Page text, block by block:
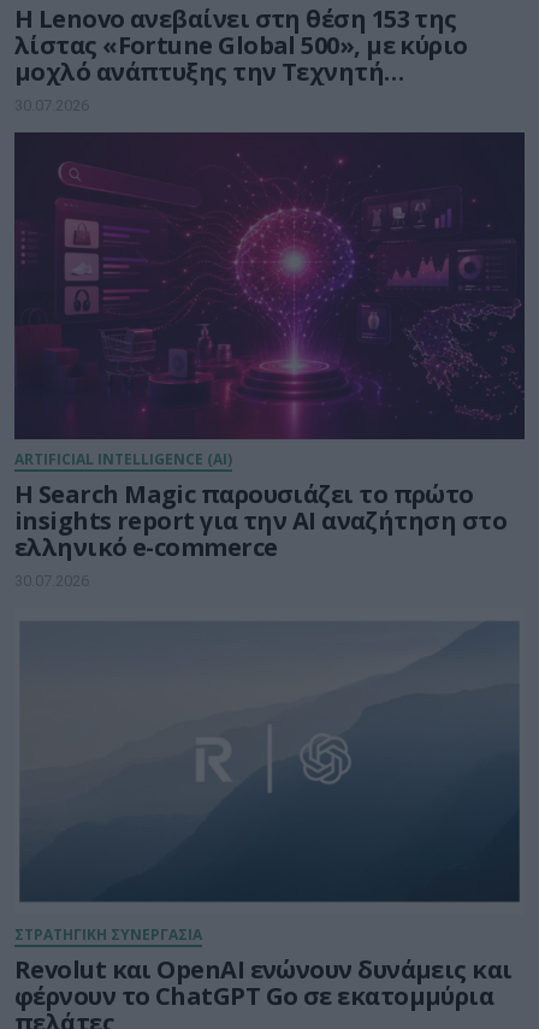
Η Lenovo ανεβαίνει στη θέση 153 της
λίστας «Fortune Global 500», με κύριο
μοχλό ανάπτυξης την Τεχνητή
Νοημοσύνη
30.07.2026
ARTIFICIAL INTELLIGENCE (AI)
Η Search Magic παρουσιάζει το πρώτο
insights report για την AI αναζήτηση στο
ελληνικό e-commerce
30.07.2026
ΣΤΡΑΤΗΓΙΚΗ ΣΥΝΕΡΓΑΣΙΑ
Revolut και OpenAI ενώνουν δυνάμεις και
φέρνουν το ChatGPT Go σε εκατομμύρια